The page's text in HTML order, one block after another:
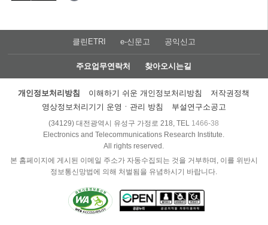
클린ETRI e-신문고 공익신고
주요업무연락처 찾아오시는길
개인정보처리방침 이해하기 쉬운 개인정보처리방침
저작권정책
영상정보처리기기 운영ㆍ관리 방침
부설연구소공고
(34129) 대전광역시 유성구 가정로 218, TEL 1466-38
Electronics and Telecommunications Research Institute.
All rights reserved.
본 홈페이지에 게시된 이메일 주소가 자동수집되는 것을 거부하며, 이를 위반시
정보통신망법에 의해 처벌됨을 유념하시기 바랍니다.